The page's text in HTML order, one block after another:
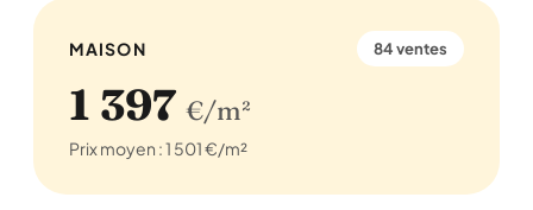
MAISON 84 ventes
1 397 €/m²
Prix moyen : 1 501 €/m²